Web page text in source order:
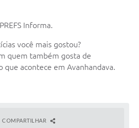
Informa.
você mais gostou?
quem também gosta de
que acontece em Avanhandava.
COMPARTILHAR